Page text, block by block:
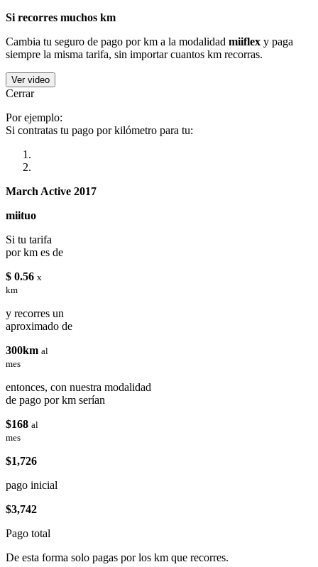
Si recorres muchos km
Cambia tu seguro de pago por km a la modalidad miiflex y paga
siempre la misma tarifa, sin importar cuantos km recorras.
Ver video
Cerrar
Por ejemplo:
Si contratas tu pago por kilómetro para tu:
March Active 2017
miituo
Si tu tarifa
por km es de
$ 0.56 x
km
y recorres un
aproximado de
300km al
mes
entonces, con nuestra modalidad
de pago por km serían
$168 al
mes
$1,726
pago inicial
$3,742
Pago total
De esta forma solo pagas por los km que recorres.